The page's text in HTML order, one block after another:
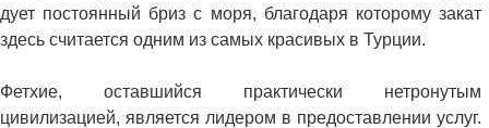
дует постоянный бриз с моря, благодаря которому закат
здесь считается одним из самых красивых в Турции.
Фетхие, оставшийся практически нетронутым
цивилизацией, является лидером в предоставлении услуг.